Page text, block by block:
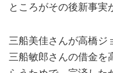
ところがその後新事実
三船美佳さんが高橋ジ
三船敏郎さんの借金を